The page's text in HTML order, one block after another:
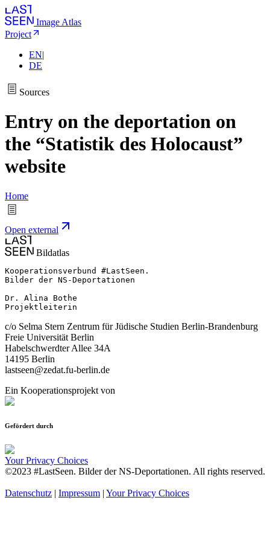
Image Atlas
Project
EN|
DE
Sources
Entry on the deportation on
the “Statistik des Holocaust”
website
Home
Open external
Bildatlas
Kooperationsverbund #LastSeen.
Bilder der NS-Deportationen
Dr. Alina Bothe
Projektleiterin
c/o Selma Stern Zentrum für Jüdische Studien Berlin-Brandenburg
Freie Universität Berlin
Habelschwerdter Allee 34A
14195 Berlin
lastseen@zedat.fu-berlin.de
Ein Kooperationsprojekt von
Gefördert durch
Your Privacy Choices
©2023 #LastSeen. Bilder der NS-Deportationen. All rights reserved.
Datenschutz | Impressum | Your Privacy Choices